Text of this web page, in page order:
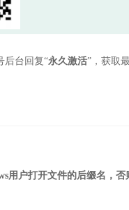
后台回复“永久激活”，获取
用户打开文件的后缀名，